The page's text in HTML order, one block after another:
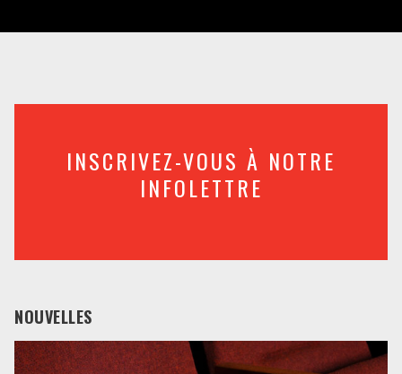
INSCRIVEZ-VOUS À NOTRE
INFOLETTRE
NOUVELLES